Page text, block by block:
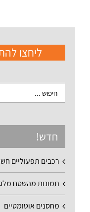
ליחצו
חדש!
רכבים תפעוליים
תמונות מהשטח
מחסנים אוטומטיים